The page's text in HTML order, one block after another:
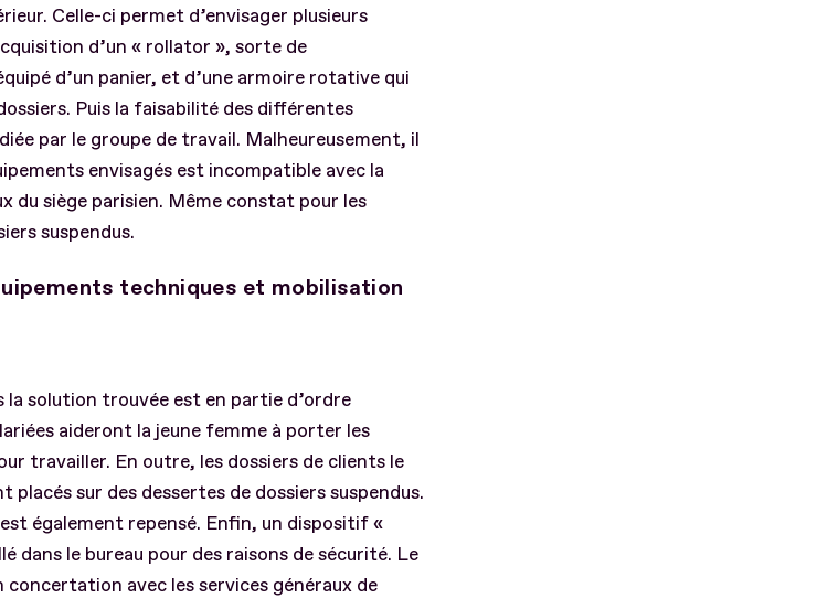
Celle-ci permet d’envisager plusieurs
d’un « rollator », sorte de
d’un panier, et d’une armoire rotative qui
Puis la faisabilité des différentes
par le groupe de travail. Malheureusement, il
envisagés est incompatible avec la
du siège parisien. Même constat pour les
suspendus.
techniques et mobilisation
solution trouvée est en partie d’ordre
aideront la jeune femme à porter les
travailler. En outre, les dossiers de clients le
placés sur des dessertes de dossiers suspendus.
également repensé. Enfin, un dispositif «
dans le bureau pour des raisons de sécurité. Le
avec les services généraux de